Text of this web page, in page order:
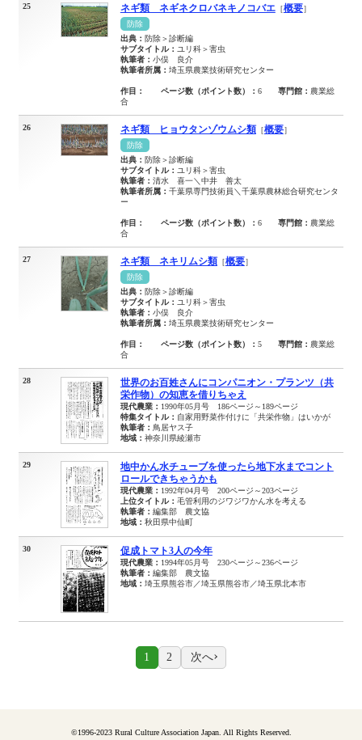
25 ネギ類 ネギネクロバネキノコバエ［概要］
防除
出典： 防除＞診断編
サブタイトル： ユリ科＞害虫
執筆者： 小俣 良介
執筆者所属： 埼玉県農業技術研究センター
作目： ページ数（ポイント数）： 6 専門館： 農業総
合
26 ネギ類 ヒョウタンゾウムシ類［概要］
防除
出典： 防除＞診断編
サブタイトル： ユリ科＞害虫
執筆者： 清水 喜一＼中井 善太
執筆者所属： 千葉県専門技術員＼千葉県農林総合研究センタ
ー
作目： ページ数（ポイント数）： 6 専門館： 農業総
合
27 ネギ類 ネキリムシ類［概要］
防除
出典： 防除＞診断編
サブタイトル： ユリ科＞害虫
執筆者： 小俣 良介
執筆者所属： 埼玉県農業技術研究センター
作目： ページ数（ポイント数）： 5 専門館： 農業総
合
28
世界のお百姓さんにコンパニオン・プランツ（共
栄作物）の知恵を借りちゃえ
現代農業： 1990年05月号 186ページ～189ページ
特集タイトル： 自家用野菜作付けに「共栄作物」はいかが
執筆者： 鳥居ヤス子
地域： 神奈川県綾瀬市
29
地中かん水チューブを使ったら地下水までコント
ロールできちゃうかも
現代農業： 1992年04月号 200ページ～203ページ
上位タイトル： 毛管利用のジワジワかん水を考える
執筆者： 編集部 農文協
地域： 秋田県中仙町
30 促成トマト3人の今年
現代農業： 1994年05月号 230ページ～236ページ
執筆者： 編集部 農文協
地域： 埼玉県熊谷市／埼玉県熊谷市／埼玉県北本市
1 2 次へ
©1996-2023 Rural Culture Association Japan. All Rights Reserved.